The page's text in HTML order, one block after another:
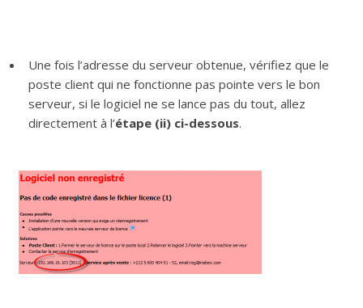
Une fois l’adresse du serveur obtenue, vérifiez que le
poste client qui ne fonctionne pas pointe vers le bon
serveur, si le logiciel ne se lance pas du tout, allez
directement à l’étape (ii) ci-dessous.